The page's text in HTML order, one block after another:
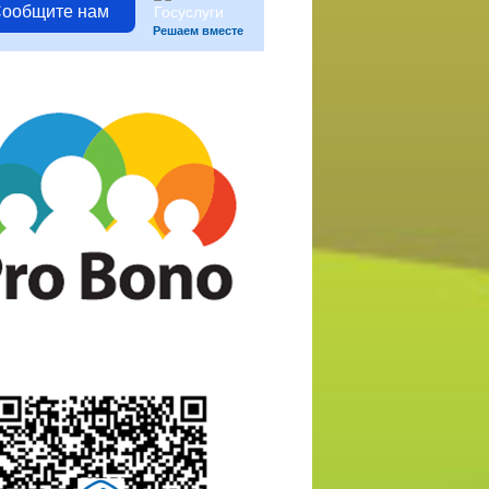
нам
Решаем вместе